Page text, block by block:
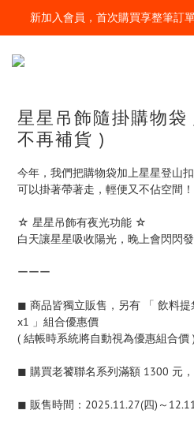
新加入會員，首次購買享整筆訂
星星吊飾隨掛購物
不再補貨 )
今年，我們把購物袋加上星星登山
可以掛著帶著走，輕便又不佔空間！
☆ 星星吊飾有夜光功能 ☆
白天讓星星吸收陽光，晚上會閃閃
ーーー
◼︎ 商品皆獨立販售，另有 「 飲料
x1 」組合優惠價
( 結帳時系統將自動視為優惠組合價 )
◼︎ 購買老饕聯名系列滿額 1300 元
◼︎ 販售時間：2025.11.27(四)～